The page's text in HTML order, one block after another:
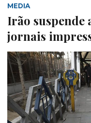
MEDIA
Irão suspende
jornais